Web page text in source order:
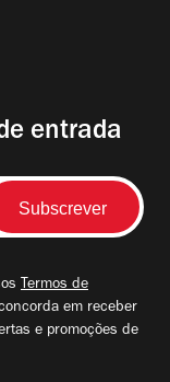
entrada
Termos de
em receber
e promoções de